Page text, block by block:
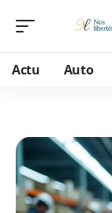
Actu Auto